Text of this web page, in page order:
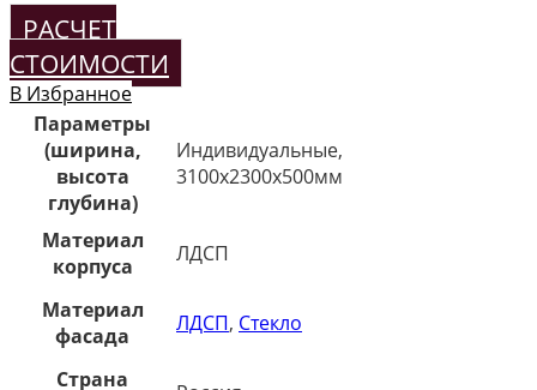
РАСЧЕТ
СТОИМОСТИ
В Избранное
Параметры
(ширина,
высота
глубина)
Индивидуальные,
3100х2300х500мм
Материал
корпуса
ЛДСП
Материал
фасада
ЛДСП, Стекло
Страна